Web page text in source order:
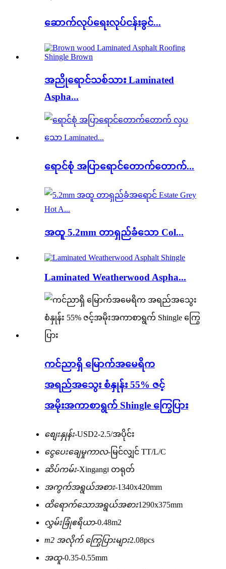
ဆောက်လုပ်ရေးလုပ်ငန်းခွင်...
အညိုရောင်သစ်သား Laminated
Aspha...
ရောင်စုံ အပြာရောင်တောက်တောက်...
အထူ 5.2mm တာရှည်ခံသော Col...
Laminated Weatherwood Aspha...
ကင်ညာရှိ မြောက်အမေရိက
အရည်အသွေး စံနှုန်း 55% ဇင့်
အမိုးအကာစာရွက် Shingle ကြွေပြား
စျေးနှုန်း-USD2-2.5/အပိုင်း
ငွေပေးချေမှုကာလ- မြင်လျှင် TT/L/C
ဆိပ်ကမ်း-Xingang၊ တရုတ်
အကွက်အရွယ်အစား-1340x420mm
ထိရောက်သောအရွယ်အစား1290x375mm
လွှမ်းခြုံဧရိယာ-0.48m2
m2 အလိုက် ကြွေပြားများ2.08pcs
အထူ-0.35-0.55mm